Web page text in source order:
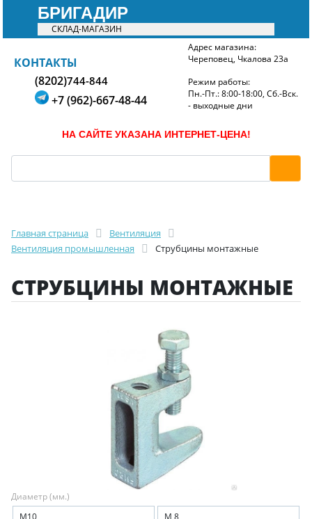
БРИГАДИР
СКЛАД-МАГАЗИН
БРИГАДИР
КОНТАКТЫ
(8202)744-844
+7 (962)-667-48-44
Адрес магазина:
Череповец, Чкалова 23а
Режим работы:
Пн.-Пт.: 8:00-18:00, Сб.-Вск.
- выходные дни
НА САЙТЕ УКАЗАНА ИНТЕРНЕТ-ЦЕНА!
Главная страница
Вентиляция
Вентиляция промышленная
Струбцины монтажные
СТРУБЦИНЫ МОНТАЖНЫЕ
Диаметр (мм.)
М10
М 8